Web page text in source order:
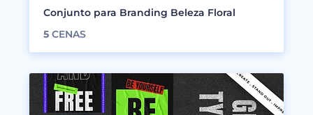
Conjunto para Branding Beleza Floral
5 CENAS